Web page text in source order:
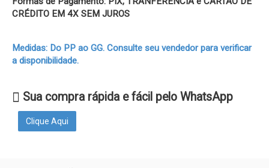
CRÉDITO EM 4X SEM JUROS
Medidas: Do PP ao GG. Consulte seu vendedor para verificar
a disponibilidade.
Sua compra rápida e fácil pelo WhatsApp
Clique Aqui